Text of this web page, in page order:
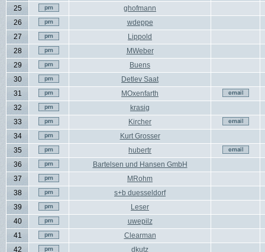
25
ghofmann
26
wdeppe
27
Lippold
28
MWeber
29
Buens
30
Detlev Saat
31
MOxenfarth
32
krasig
33
Kircher
34
Kurt Grosser
35
hubertr
36
Bartelsen und Hansen GmbH
37
MRohm
38
s+b duesseldorf
39
Leser
40
uwepilz
41
Clearman
42
dkutz